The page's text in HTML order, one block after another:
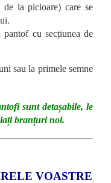
de la picioare) care se
cu secțiunea de
sau la primele semne
sunt detașabile, le
branțuri noi.
VOASTRE